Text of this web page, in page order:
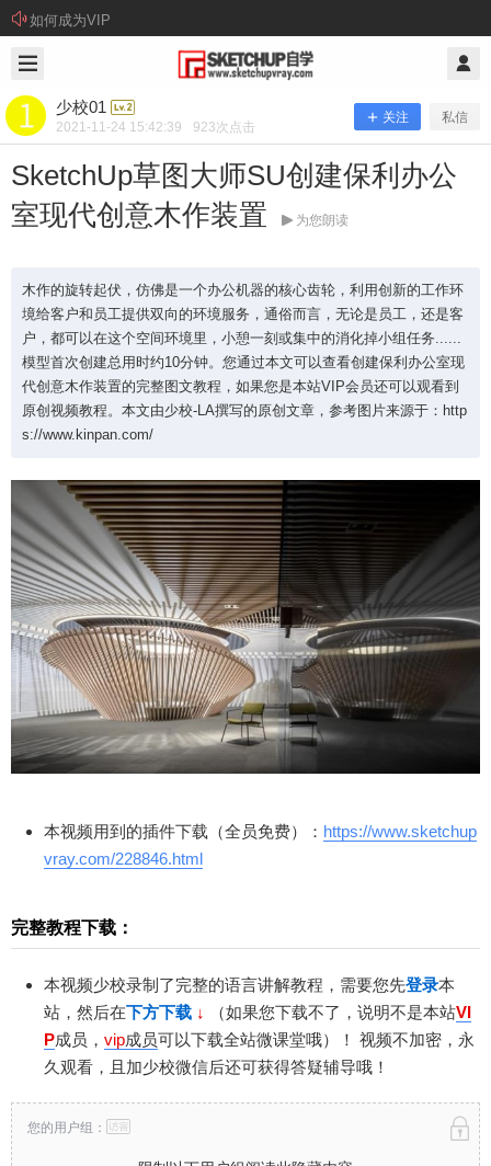
如何成为VIP
少校01
2021-11-24 15:42:39 923次点击
关注 私信
SketchUp草图大师SU创建保利办公
室现代创意木作装置
为您朗读
木作的旋转起伏，仿佛是一个办公机器的核心齿轮，利用创新的工作环
境给客户和员工提供双向的环境服务，通俗而言，无论是员工，还是客
户，都可以在这个空间环境里，小憩一刻或集中的消化掉小组任务......
模型首次创建总用时约10分钟。您通过本文可以查看创建保利办公室现
代创意木作装置的完整图文教程，如果您是本站VIP会员还可以观看到
原创视频教程。本文由少校-LA撰写的原创文章，参考图片来源于：http
s://www.kinpan.com/
本视频用到的插件下载（全员免费）： https://www.sketchup
vray.com/228846.html
完整教程下载：
本视频少校录制了完整的语言讲解教程，需要您先登录本
站，然后在下方下载 ↓ （如果您下载不了，说明不是本站VI
P成员， vip成员可以下载全站微课堂哦）！ 视频不加密，永
久观看，且加少校微信后还可获得答疑辅导哦！
您的用户组：
少校01 @ SketchUp自学
SketchUp草图大师SU创建保利办公室
现代创意木作装置
木作的旋转起伏，仿佛是一个办公机器的核心齿
轮，利用创新的工作环境给客户和员工提供双向的
环境服务，通俗而言，无论是员工，还是客户，都
可以在这个空间环境里，小憩一刻或集中的消化掉
小组任务......模型首次创建总用时约10分钟。您通
过本文可以查看创建保利办公室现代创意木作装置
的完整图文教程，如果您是本站VIP会员还可以观看
到原创视频教程。本文由少校-LA撰写的原创文章，
参考图片来源于：https://www.kinpan.com/
扫描二维码继续阅读